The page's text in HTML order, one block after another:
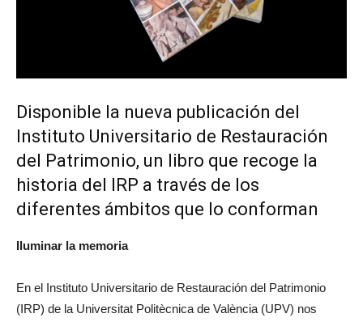
Disponible la nueva publicación del
Instituto Universitario de Restauración
del Patrimonio, un libro que recoge la
historia del IRP a través de los
diferentes ámbitos que lo conforman
Iluminar la memoria
En el Instituto Universitario de Restauración del Patrimonio
(IRP) de la Universitat Politècnica de València (UPV) nos